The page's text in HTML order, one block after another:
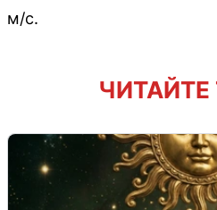
м/с.